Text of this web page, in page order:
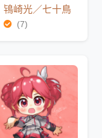
鴇崎光／七十鳥
(7)